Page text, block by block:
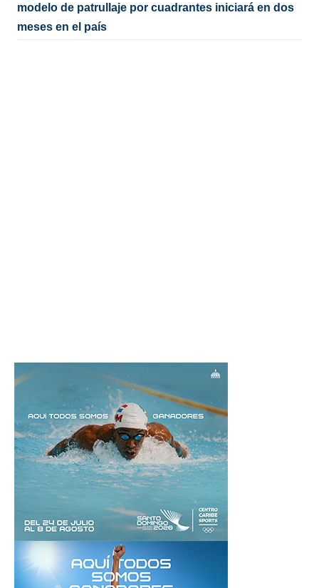
modelo de patrullaje por cuadrantes iniciará en dos
meses en el país